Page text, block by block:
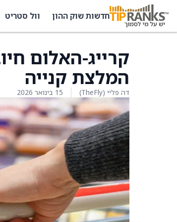
חדשות שוק ההון וול סטריט
המלצת קנייה
דה פליי (TheFly) 15 בינואר 2026